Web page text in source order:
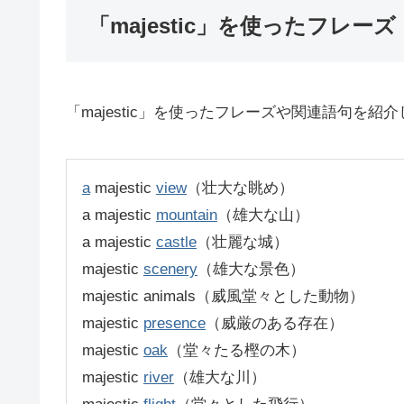
「majestic」を使ったフレーズ
「majestic」を使ったフレーズや関連語句を紹介
amajestic view（壮大な眺め）
a majestic mountain （雄大な山）
a majestic castle （壮麗な城）
majestic scenery （雄大な景色）
majestic animals（威風堂々とした動物）
majestic presence （威厳のある存在）
majestic oak （堂々たる樫の木）
majestic river （雄大な川）